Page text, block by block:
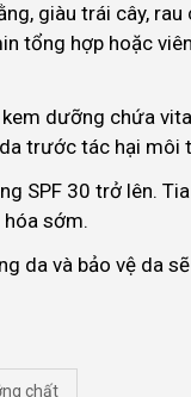
giàu trái cây, rau
tổng hợp hoặc
dưỡng chứa
trước tác hại môi
SPF 30 trở lên.
hóa sớm.
da và bảo vệ da
chất